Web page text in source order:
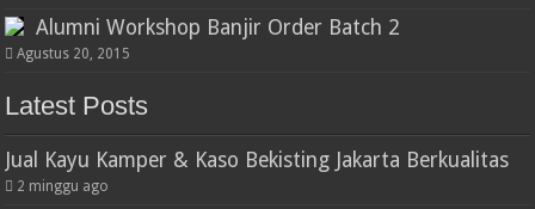
Alumni Workshop Banjir Order Batch 2
Agustus 20, 2015
Latest Posts
Jual Kayu Kamper & Kaso Bekisting Jakarta Berkualitas
2 minggu ago